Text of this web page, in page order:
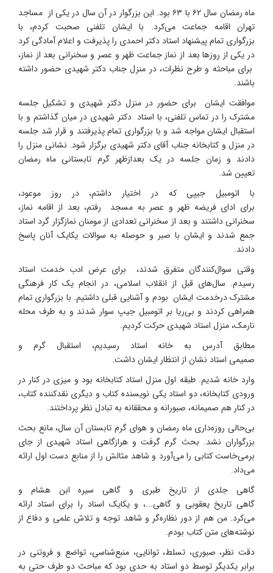
ماه رمضان سال ۶۲ با ۶۳ بود. این بزرگوار در آن سال در یکی از مساجد
تهران اقامه جماعت می‌کرد. با ایشان تلفنی صحبت کردم، با
بزرگواری تمام پیشنهاد استاد دکتر احمدی را پذیرفت و اعلام آمادگی کرد
در یکی از روزها بعد از نماز جماعت ظهر و عصر و سخنرانی بعد از نماز،
برای مباحثه و طرح نظرات، در منزل جناب دکتر شهیدی حضور داشته
باشند.
موافقت ایشان برای حضور در منزل دکتر شهیدی و تشکیل جلسه
مشترک را در تماس تلفنی، با استاد دکتر شهیدی در میان گذاشتم و با
استقبال ایشان مواجه شد و با بزرگواری تمام پذیرفتند و قرار شد جلسه
در منزل و کتابخانه جناب آقای دکتر شهیدی برگزار شود. نشانی منزل را
دادند و زمان جلسه در یک بعدازظهر گرم تابستانی ماه رمضان
تعیین شد.
با اتومبیل جیپی که در اختیار داشتم، در روز موعود،
برای ادای فریضه ظهر و عصر به مسجد رفتم، بعد از اقامه نماز،
سخنرانی داشتند و بعد از سخنرانی تعدادی از مومنان نمازگزار گرد استاد
جمع شدند و ایشان با صبر و حوصله به سوالات یکایک آنان پاسخ
دادند.
وقتی سوال‌کنندگان متفرق شدند، برای عرض ادب خدمت استاد
رسیدم. سال‌های قبل از انقلاب اسلامی، در انجام یک کار فرهنگی
مشترک درخدمت ایشان بودم و آشنایی قبلی داشتیم. با بزرگواری تمام
همراهی کردند و بی‌ریا بر اتومبیل جیپ‌ سوار شدند و به طرف محله
نارمک، منزل استاد شهیدی حرکت کردیم.
مطابق آدرس به خانه استاد رسیدیم، استقبال گرم و
صمیمی استاد نشان از انتظار ایشان داشت.
وارد خانه شدیم. طبقه اول منزل استاد کتابخانه بود و میزی در کنار در
ورودی کتابخانه، دو استاد یکی نویسنده کتاب و دیگری نقدکننده کتاب،
در کنار هم صمیمانه، صبورانه و محققانه به تبادل نظر پرداختند.
بی‌حالی روزه‌داری ماه رمضان و هوای گرم تابستان آن سال‌، مانع بحث
بزرگواران نشد. بحث گرم گرفت و هرازگاهی استاد شهیدی از جای
برمی‌خاست کتابی را می‌آورد و شاهد مثالش را از منابع دست اول ارائه
می‌داد.
گاهی جلدی از تاریخ طبری و گاهی سیره ابن هشام و
گاهی تاریخ یعقوبی و گاهی...، و یکایک اسناد را برای استاد ارائه
می‌کرد. من هم از دور نظاره‌گر و شاهد توجه و تلاش علمی و دفاع از
نوشته‌های متن کتاب بودم.
دقت نظر، صبوری، تسلط، توانایی، منبع‌شناسی، تواضع و فروتنی در
برابر یکدیگر توسط دو استاد به حدی بود که مباحث دو طرف حتی به